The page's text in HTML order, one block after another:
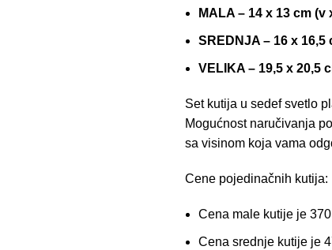
MALA – 14 x 13 cm (v
SREDNJA – 16 x 16,5
VELIKA – 19,5 x 20,5
Set kutija u sedef svetlo
Mogućnost naručivanja
sa visinom koja vama
Cene pojedinačnih kutija:
Cena male kutije je 370
Cena srednje kutije je